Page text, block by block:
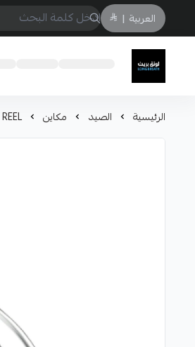
العربية |
لونق بريث
الرئيسية الصيد مكاين